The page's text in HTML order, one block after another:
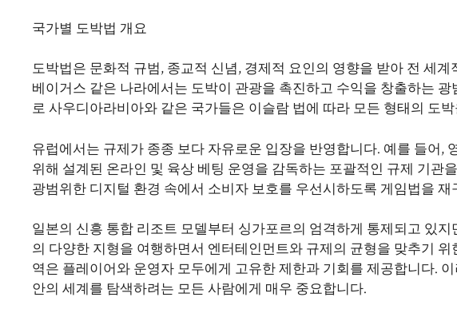
국가별 도박법 개요
도박법은 문화적 규범, 종교적 신념, 경제적 요인의 영향을 받아 전 세
베이거스 같은 나라에서는 도박이 관광을 촉진하고 수익을 창출하는
로 사우디아라비아와 같은 국가들은 이슬람 법에 따라 모든 형태의 도
유럽에서는 규제가 종종 보다 자유로운 입장을 반영합니다. 예를 들어,
위해 설계된 온라인 및 육상 베팅 운영을 감독하는 포괄적인 규제 기관
광범위한 디지털 환경 속에서 소비자 보호를 우선시하도록 게임법을 재
일본의 신흥 통합 리조트 모델부터 싱가포르의 엄격하게 통제되고 있
의 다양한 지형을 여행하면서 엔터테인먼트와 규제의 균형을 맞추기
역은 플레이어와 운영자 모두에게 고유한 제한과 기회를 제공합니다.
안의 세계를 탐색하려는 모든 사람에게 매우 중요합니다.